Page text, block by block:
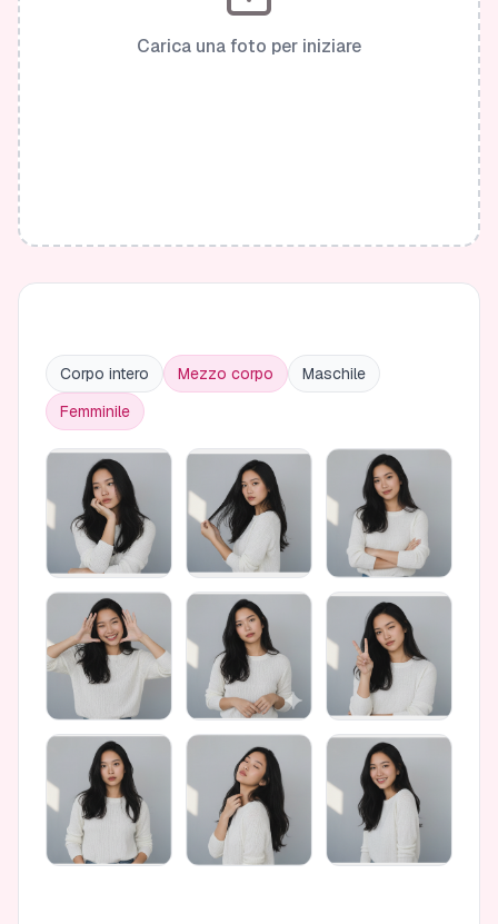
Carica una foto per iniziare
Corpo intero Mezzo corpo
Maschile
Femminile